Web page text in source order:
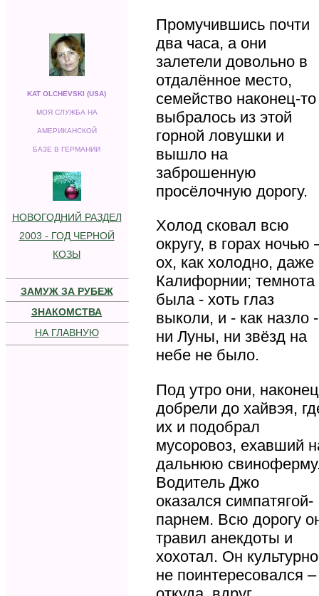
KAT OLCHEVSKI (USA)
МОЯ СЛУЖБА НА
АМЕРИКАНСКОЙ
БАЗЕ В ГЕРМАНИИ
НОВОГОДНИЙ РАЗДЕЛ
2003 - ГОД ЧЕРНОЙ
КОЗЫ
ЗАМУЖ ЗА РУБЕЖ
ЗНАКОМСТВА
НА ГЛАВНУЮ
Промучившись почти
два часа, а они
залетели довольно в
отдалённое место,
семейство наконец-то
выбралось из этой
горной ловушки и
вышло на
заброшенную
просёлочную дорогу.
Холод сковал всю
округу, в горах ночью
ох, как холодно, даже
Калифорнии; темнота
была - хоть глаз
выколи, и - как назло -
ни Луны, ни звёзд на
небе не было.
Под утро они,
добрели до хайвэя,
их и подобрал
мусоровоз, ехавший
дальнюю
Водитель Джо
оказался симпатягой-
парнем. Всю дорогу
травил анекдоты и
хохотал. Он культурно
не поинтересовался –